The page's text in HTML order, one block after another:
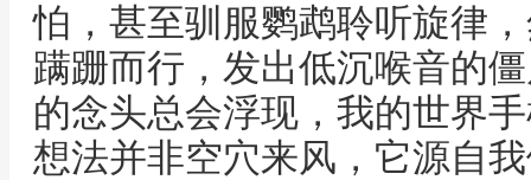
怕，甚至驯服鹦鹉聆听旋律
蹒跚而行，发出低沉喉音的
的念头总会浮现，我的世界
想法并非空穴来风，它源自